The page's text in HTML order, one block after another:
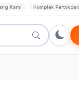
Kami Komplek Pertokoan